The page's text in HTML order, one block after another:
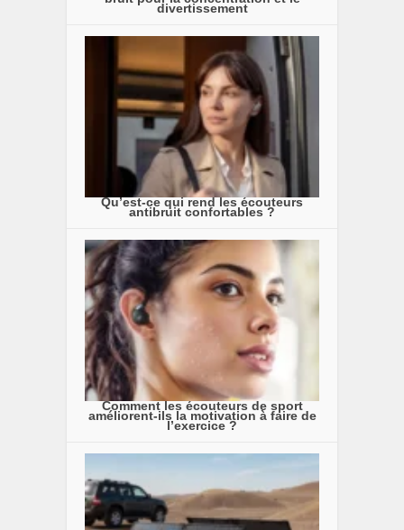
divertissement
Qu’est-ce qui rend les écouteurs
antibruit confortables ?
Comment les écouteurs de sport
améliorent-ils la motivation à faire de
l’exercice ?